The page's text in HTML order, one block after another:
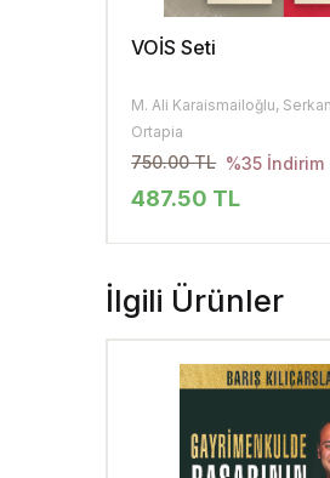
VOİS Seti
Ortapia
750.00 TL %35 İndirim
487.50 TL
İlgili Ürünler